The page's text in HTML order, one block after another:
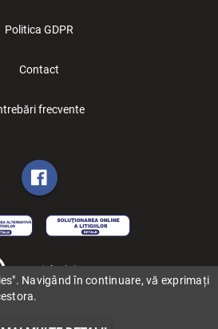
Politica GDPR
Contact
frecvente
Copyright (C) 2006-2026 BILET.ro
Navigând în continuare, vă exprimați